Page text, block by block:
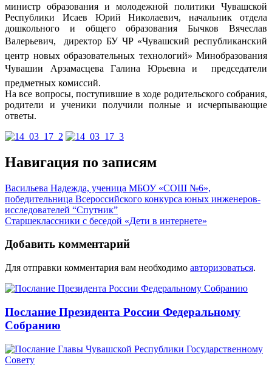
министр образования и молодежной политики Чувашской
Республики Исаев Юрий Николаевич, начальник отдела
дошкольного и общего образования Бычков Вячеслав
Валерьевич,  директор БУ ЧР «Чувашский республиканский
центр новых образовательных технологий» Минобразования
Чувашии Арзамасцева Галина Юрьевна и  председатели
предметных комиссий.
На все вопросы, поступившие в ходе родительского собрания,
родители и ученики получили полные и исчерпывающие
ответы.
Навигация по записям
Васильева Надежда, ученица МБОУ «СОШ №6»,
победительница Всероссийского конкурса юных инженеров-
исследователей “Спутник”
Старшеклассники с беседой «Дети в интернете»
Добавить комментарий
Для отправки комментария вам необходимо авторизоваться.
Послание Президента России Федеральному
Собранию